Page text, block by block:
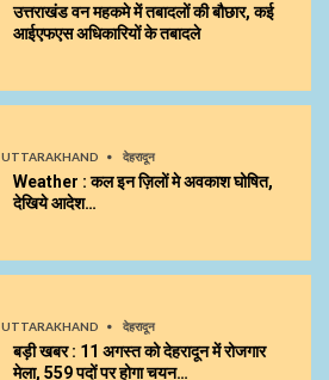
उत्तराखंड वन महकमे में तबादलों की बौछार, कई
आईएफएस अधिकारियों के तबादले
UTTARAKHAND देहरादून
Weather : कल इन ज़िलों मे अवकाश घोषित,
देखिये आदेश…
UTTARAKHAND देहरादून
बड़ी खबर : 11 अगस्त को देहरादून में रोजगार
मेला, 559 पदों पर होगा चयन…